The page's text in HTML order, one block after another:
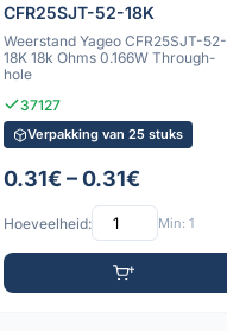
CFR25SJT-52-18K
Weerstand Yageo CFR25SJT-52-
18K 18k Ohms 0.166W Through-
hole
37127
Verpakking van 25 stuks
0.31€ – 0.31€
Hoeveelheid: Min: 1